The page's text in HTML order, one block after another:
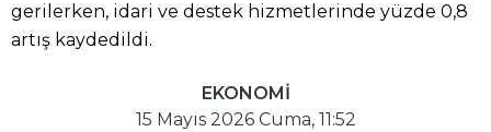
gerilerken, idari ve destek hizmetlerinde yüzde 0,8
artış kaydedildi.
EKONOMİ
15 Mayıs 2026 Cuma, 11:52